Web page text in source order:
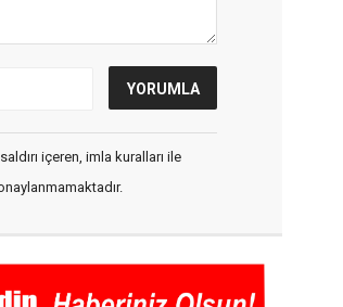
içeren, imla kuralları ile